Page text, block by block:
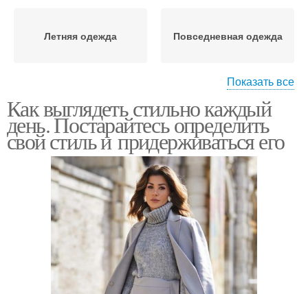
Летняя одежда Повседневная одежда
Одежда на работу Зимняя одежда
Одежда в гардеробе Домашняя одежда
Спортивная одежда Джинсовая рубашка
Показать все
Как выглядеть стильно каждый
день. Постарайтесь определить
свой стиль и придерживаться его